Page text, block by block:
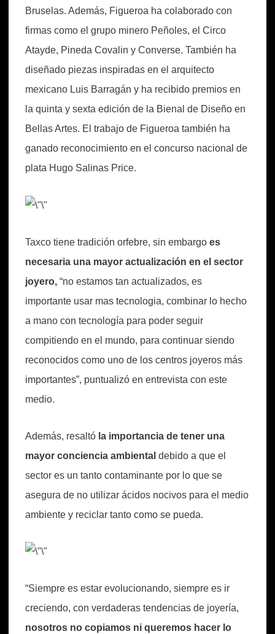
Bruselas. Además, Figueroa ha colaborado con
firmas como el grupo minero Peñoles, el Circo
Atayde, Pineda Covalin y Converse. También ha
diseñado piezas inspiradas en el arquitecto
mexicano Luis Barragán y ha recibido premios en
la quinta y sexta edición de la Bienal de Diseño en
Bellas Artes. El trabajo de Figueroa también ha
ganado reconocimiento en el concurso nacional de
plata Hugo Salinas Price.
Taxco tiene tradición orfebre, sin embargo es
necesaria una mayor actualización en el sector
joyero, “no estamos tan actualizados, es
importante usar mas tecnologia, combinar lo hecho
a mano con tecnología para poder seguir
compitiendo en el mundo, para continuar siendo
reconocidos como uno de los centros joyeros más
importantes”, puntualizó en entrevista con este
medio.
Además, resaltó la importancia de tener una
mayor conciencia ambiental debido a que el
sector es un tanto contaminante por lo que se
asegura de no utilizar ácidos nocivos para el medio
ambiente y reciclar tanto como se pueda.
“Siempre es estar evolucionando, siempre es ir
creciendo, con verdaderas tendencias de joyería,
nosotros no copiamos ni queremos hacer lo